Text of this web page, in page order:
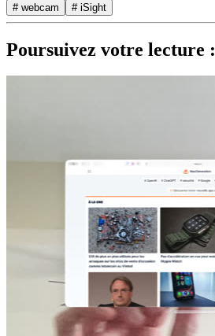
# webcam # iSight
Poursuivez votre lecture :